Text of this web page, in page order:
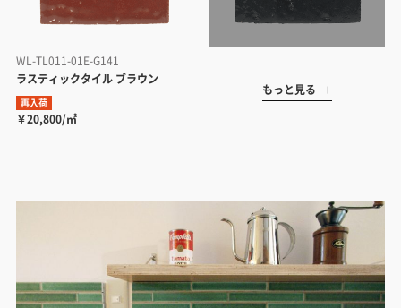
WL-TL011-01E-G141
ラスティックタイル ブラウン
再入荷
￥20,800/㎡
もっと見る